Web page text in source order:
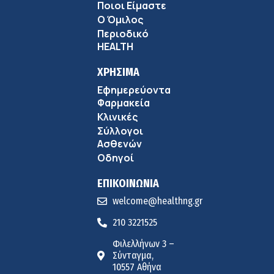
Αντώνης Βουκλαρής – «ΕΡΡΙΚΟΣ ΝΤΥΝΑΝ»
Πώς να προλάβετε και να αντιμετωπίσετε τη διάρροια
Ευμενής Καραφυλλίδης (Metropolitan General): Γιατί η
διατροφή πρέπει να καθοδηγείται από κλινικό
Ιωάννης Μπολέτης – ΩΝΑΣΕΙΟ
Ποιοι Είμαστε
Ο Όμιλος
Περιοδικό
HEALTH
ΧΡΗΣΙΜΑ
Εφημερεύοντα
Φαρμακεία
Κλινικές
Σύλλογοι
Ασθενών
Οδηγοί
ΕΠΙΚΟΙΝΩΝΙΑ
welcome@healthng.gr
210 3221525
Φιλελλήνων 3 –
Σύνταγμα,
10557 Αθήνα